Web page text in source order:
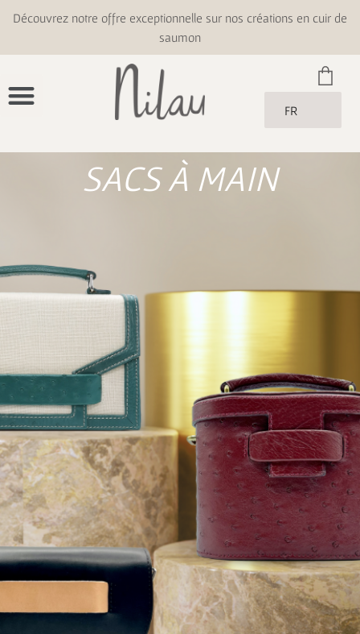
Découvrez notre offre exceptionnelle sur nos créations en cuir de
saumon
FR
SACS À MAIN